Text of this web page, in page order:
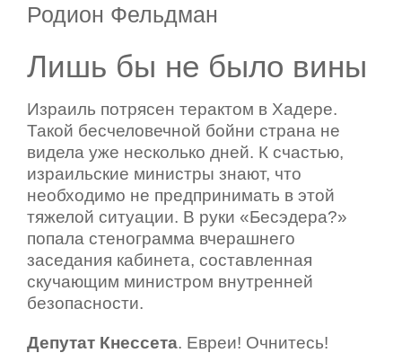
Родион Фельдман
Лишь бы не было вины
Израиль потрясен терактом в Хадере.
Такой бесчеловечной бойни страна не
видела уже несколько дней. К счастью,
израильские министры знают, что
необходимо не предпринимать в этой
тяжелой ситуации. В руки «Бесэдера?»
попала стенограмма вчерашнего
заседания кабинета, составленная
скучающим министром внутренней
безопасности.
Депутат Кнессета. Евреи! Очнитесь!